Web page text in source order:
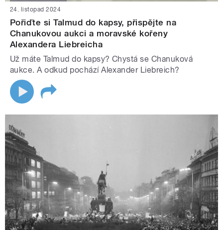
24. listopad 2024
Pořiďte si Talmud do kapsy, přispějte na
Chanukovou aukci a moravské kořeny
Alexandera Liebreicha
Už máte Talmud do kapsy? Chystá se Chanuková
aukce. A odkud pochází Alexander Liebreich?